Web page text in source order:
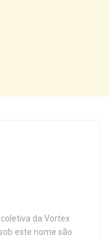
da Vortex
este nome são